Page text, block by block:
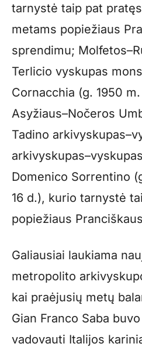
tarnystė taip pat
metams popiežiaus
sprendimu;
Terlicio vyskupas
Cornacchia (g. 1950
Asyžiaus–Nočeros
Tadino
Domenico Sorrentino
16 d.), kurio tarnystė
popiežiaus
Galiausiai laukiama
metropolito
kai praėjusių metų
Gian Franco Saba
vadovauti Italijos